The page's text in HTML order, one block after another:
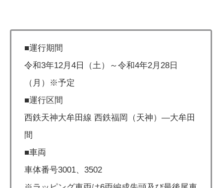
■運行期間
令和3年12月4日（土）～令和4年2月28日
（月）※予定
■運行区間
西鉄天神大牟田線 西鉄福岡（天神）―大牟田
間
■車両
車体番号3001、3502